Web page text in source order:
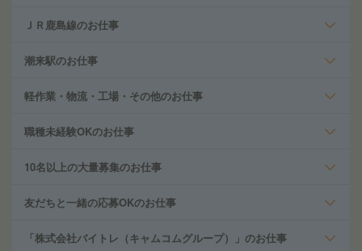
ＪＲ鹿島線のお仕事
潮来駅のお仕事
軽作業・物流・工場・その他のお仕事
職種未経験OKのお仕事
10名以上の大量募集のお仕事
友だちと一緒の応募OKのお仕事
「株式会社バイトレ（キャムコムグループ）」のお仕事